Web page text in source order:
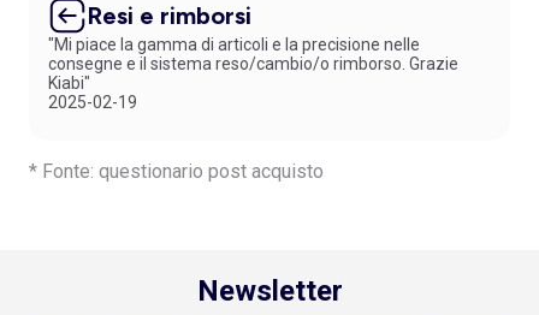
Resi e rimborsi
"Mi piace la gamma di articoli e la precisione nelle
consegne e il sistema reso/cambio/o rimborso. Grazie
Kiabi"
2025-02-19
* Fonte: questionario post acquisto
Newsletter